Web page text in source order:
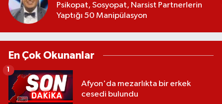
Psikopat, Sosyopat, Narsist Partnerlerin
Yaptığı 50 Manipülasyon
En Çok Okunanlar
Afyon'da mezarlıkta bir erkek
cesedi bulundu
1